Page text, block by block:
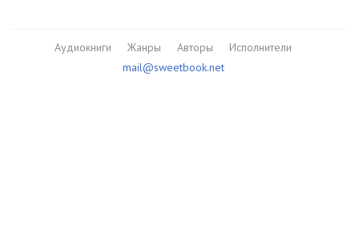
Аудиокниги Жанры Авторы
Исполнители
mail@sweetbook.net